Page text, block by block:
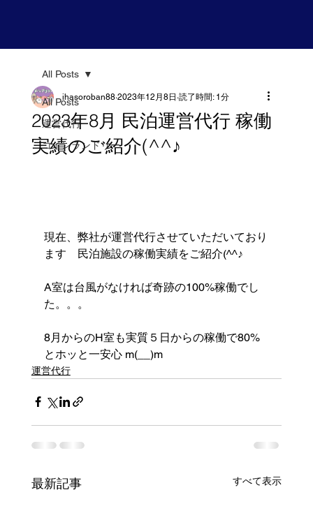
All Posts
運営代行
コインランドリー
All Posts
2023年8月 民泊運営代行 稼働
実績のご紹介(^^♪
ihasoroban88 2023年12月8日 読了時間: 1分
現在、弊社が運営代行させていただいており
ます　民泊施設の稼働実績をご紹介(^^♪
A室は台風がなければ奇跡の100%稼働でし
た。。。
8月からのH室も実質５日からの稼働で80%
とホッと一安心 m(__)m
運営代行
最新記事 すべて表示